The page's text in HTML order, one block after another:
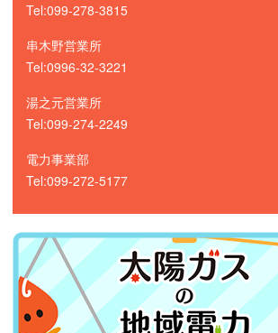
Tel:099-278-3815
串木野営業所
Tel:0996-32-3221
湯之元営業所
Tel:099-274-2249
電力事業部
Tel:099-272-5177